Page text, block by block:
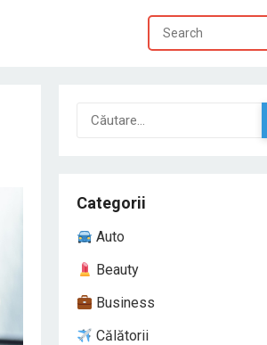
Caută
după:
Categorii
Auto
Beauty
Business
Călătorii